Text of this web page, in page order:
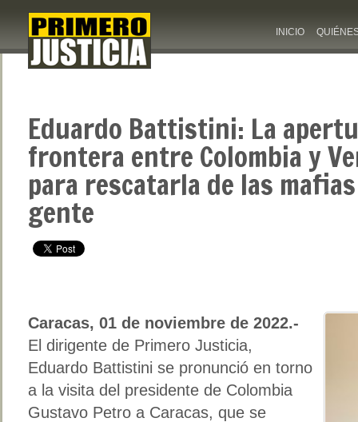
INICIO
Eduardo Battistini: La
frontera entre Colombia y
para rescatarla de las
gente
Caracas, 01 de noviembre de 2022.-
El dirigente de Primero Justicia,
Eduardo Battistini se pronunció en torno
a la visita del presidente de Colombia
Gustavo Petro a Caracas, que se